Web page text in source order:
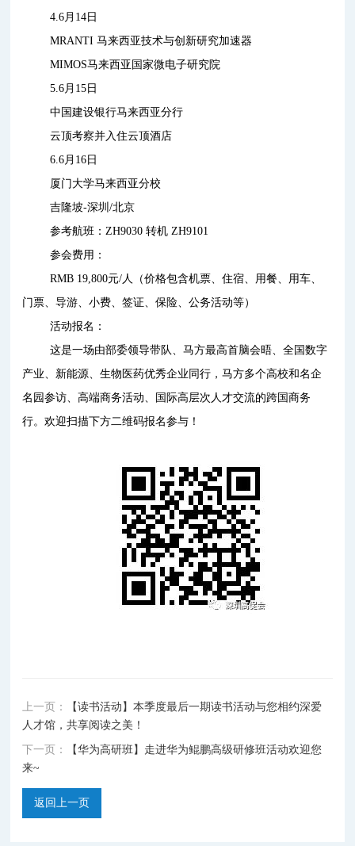
4.6月14日
MRANTI 马来西亚技术与创新研究加速器
MIMOS马来西亚国家微电子研究院
5.6月15日
中国建设银行马来西亚分行
云顶考察并入住云顶酒店
6.6月16日
厦门大学马来西亚分校
吉隆坡-深圳/北京
参考航班：ZH9030 转机 ZH9101
参会费用：
RMB 19,800元/人（价格包含机票、住宿、用餐、用车、
门票、导游、小费、签证、保险、公务活动等）
活动报名：
这是一场由部委领导带队、马方最高首脑会晤、全国数字
产业、新能源、生物医药优秀企业同行，马方多个高校和名企
名园参访、高端商务活动、国际高层次人才交流的跨国商务
行。欢迎扫描下方二维码报名参与！
上一页：
【读书活动】本季度最后一期读书活动与您相约深爱
人才馆，共享阅读之美！
下一页：
【华为高研班】走进华为鲲鹏高级研修班活动欢迎您
来~
返回上一页